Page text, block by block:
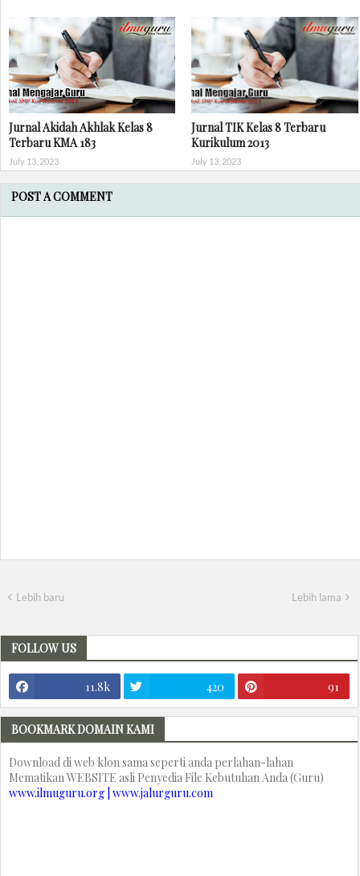
Jurnal Akidah Akhlak Kelas 8
Terbaru KMA 183
July 13, 2023
Jurnal TIK Kelas 8 Terbaru
Kurikulum 2013
July 13, 2023
POST A COMMENT
Lebih baru Lebih lama
FOLLOW US
11.8k 420 91
BOOKMARK DOMAIN KAMI
Download di web klon sama seperti anda perlahan-lahan
Mematikan WEBSITE asli Penyedia File Kebutuhan Anda (Guru)
www.ilmuguru.org | www.jalurguru.com